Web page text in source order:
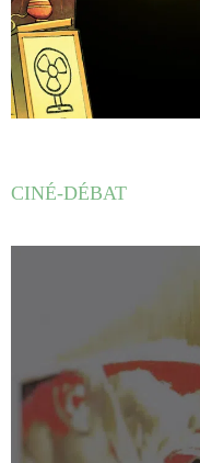
CINÉ-DÉBAT